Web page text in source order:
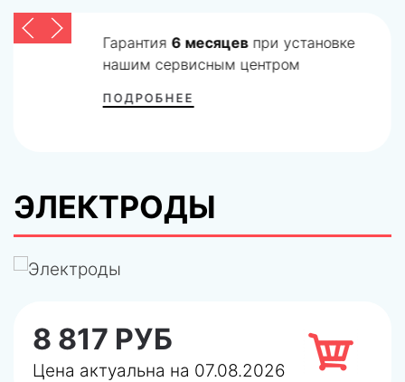
Гарантия 6 месяцевпри установке
нашим сервисным центром
ПОДРОБНЕЕ
ЭЛЕКТРОДЫ
8 817 РУБ
Цена актуальна на 07.08.2026